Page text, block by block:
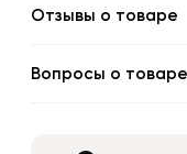
Отзывы о товаре
Вопросы о товаре